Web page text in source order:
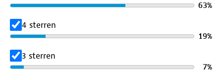
63%
4 sterren
19%
3 sterren
7%